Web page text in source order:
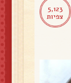
5,123
צפיות